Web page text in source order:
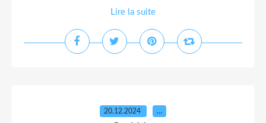
Lire la suite
20.12.2024 …